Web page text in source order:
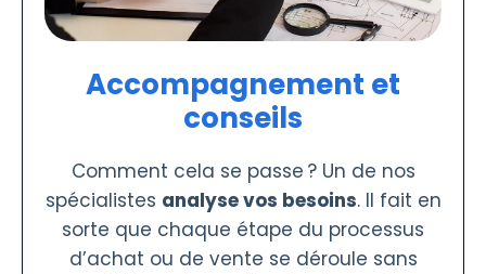
Accompagnement et
conseils
Comment cela se passe ? Un de nos
spécialistes analyse vos besoins. Il fait en
sorte que chaque étape du processus
d’achat ou de vente se déroule sans